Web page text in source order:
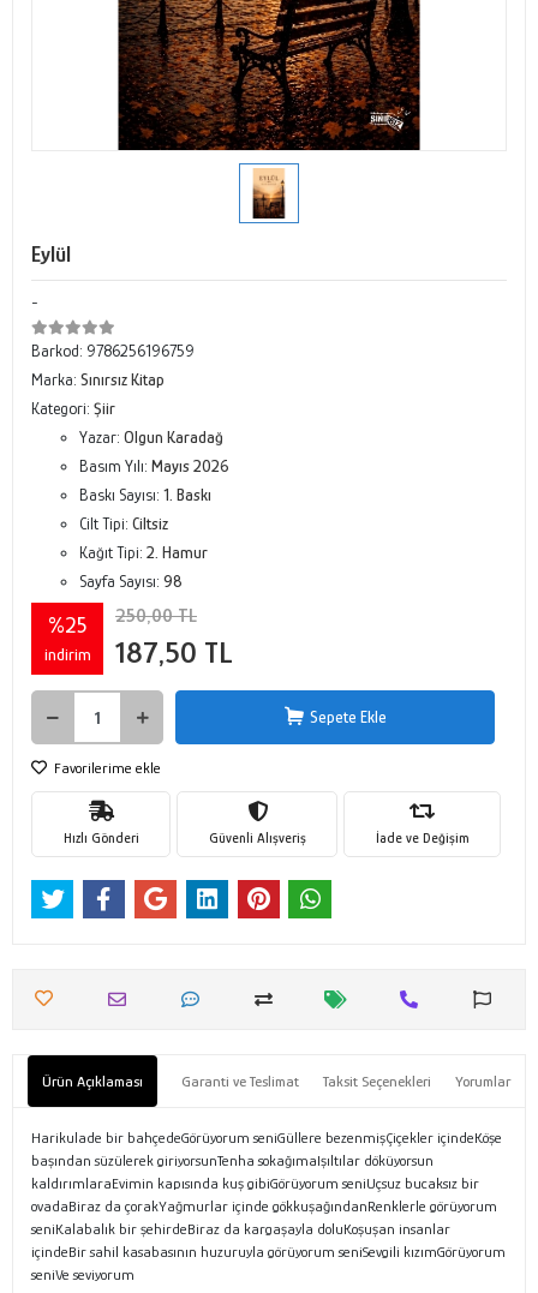
Eylül
-
Barkod: 9786256196759
Marka: Sınırsız Kitap
Kategori: Şiir
Yazar: Olgun Karadağ
Basım Yılı: Mayıs 2026
Baskı Sayısı: 1. Baskı
Cilt Tipi: Ciltsiz
Kağıt Tipi: 2. Hamur
Sayfa Sayısı: 98
%25
indirim
250,00 TL
187,50 TL
Sepete Ekle
Favorilerime ekle
Hızlı Gönderi Güvenli Alışveriş İade ve Değişim
Ürün Açıklaması Garanti ve Teslimat Taksit Seçenekleri Yorumlar
Harikulade bir bahçedeGörüyorum seniGüllere bezenmişÇiçekler içindeKöşe
başından süzülerek giriyorsunTenha sokağımaIşıltılar döküyorsun
kaldırımlaraEvimin kapısında kuş gibiGörüyorum seniUçsuz bucaksız bir
ovadaBiraz da çorakYağmurlar içinde gökkuşağındanRenklerle görüyorum
seniKalabalık bir şehirdeBiraz da kargaşayla doluKoşuşan insanlar
içindeBir sahil kasabasının huzuruyla görüyorum seniSevgili kızımGörüyorum
seniVe seviyorum